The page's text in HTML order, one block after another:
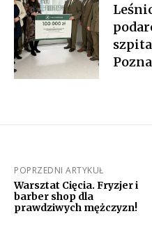
POPRZEDNI ARTYKUŁ
Warsztat Cięcia. Fryzjer i
barber shop dla
prawdziwych mężczyzn!